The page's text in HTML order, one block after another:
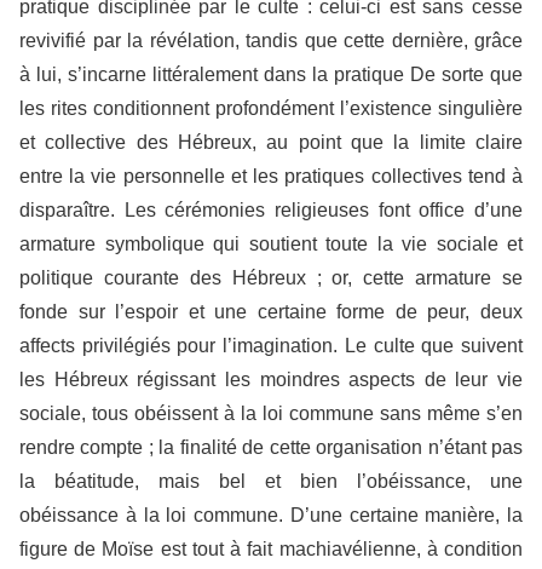
pratique disciplinée par le culte : celui-ci est sans cesse
revivifié par la révélation, tandis que cette dernière, grâce
à lui, s’incarne littéralement dans la pratique De sorte que
les rites conditionnent profondément l’existence singulière
et collective des Hébreux, au point que la limite claire
entre la vie personnelle et les pratiques collectives tend à
disparaître. Les cérémonies religieuses font office d’une
armature symbolique qui soutient toute la vie sociale et
politique courante des Hébreux ; or, cette armature se
fonde sur l’espoir et une certaine forme de peur, deux
affects privilégiés pour l’imagination. Le culte que suivent
les Hébreux régissant les moindres aspects de leur vie
sociale, tous obéissent à la loi commune sans même s’en
rendre compte ; la finalité de cette organisation n’étant pas
la béatitude, mais bel et bien l’obéissance, une
obéissance à la loi commune. D’une certaine manière, la
figure de Moïse est tout à fait machiavélienne, à condition